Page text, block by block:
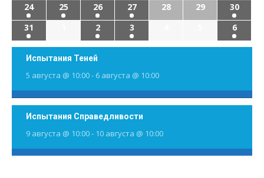
24
25 26 27 28 29
30
31
2 3 6
Испытания Теней
5 августа @ 10:00- 6 августа @ 10:00
Испытания Справедливости
9 августа @ 10:00- 10 августа @ 10:00